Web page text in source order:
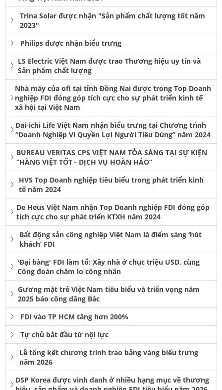
Trina Solar được nhận "Sản phẩm chất lượng tốt năm
2023"
Philips được nhận biểu trưng
LS Electric Việt Nam được trao Thương hiệu uy tín và
Sản phẩm chất lượng
Nhà máy của ofi tại tỉnh Đồng Nai được trong Top Doanh
nghiệp FDI đóng góp tích cực cho sự phát triển kinh tế
xã hội tại Việt Nam
Dai-ichi Life Việt Nam nhận biểu trưng tại Chương trình
“Doanh Nghiệp Vì Quyền Lợi Người Tiêu Dùng” năm 2024
BUREAU VERITAS CPS VIỆT NAM TỎA SÁNG TẠI SỰ KIỆN
“HÀNG VIỆT TỐT - DỊCH VỤ HOÀN HẢO”
HVS Top Doanh nghiệp tiêu biểu trong phát triển kinh
tế năm 2024
De Heus Việt Nam nhận Top Doanh nghiệp FDI đóng góp
tích cực cho sự phát triển KTXH năm 2024
Bất động sản công nghiệp Việt Nam là điểm sáng ‘hút
khách’ FDI
'Đại bàng' FDI làm tổ: Xây nhà ở chục triệu USD, cùng
Công đoàn chăm lo công nhân
Gương mặt trẻ Việt Nam tiêu biểu và triển vọng năm
2025 báo công dâng Bác
FDI vào TP HCM tăng hơn 200%
Tự chủ bắt đầu từ nội lực
Lễ tổng kết chương trình trao bảng vàng biểu trưng
năm 2026
DSP Korea được vinh danh ở nhiều hạng mục về thương